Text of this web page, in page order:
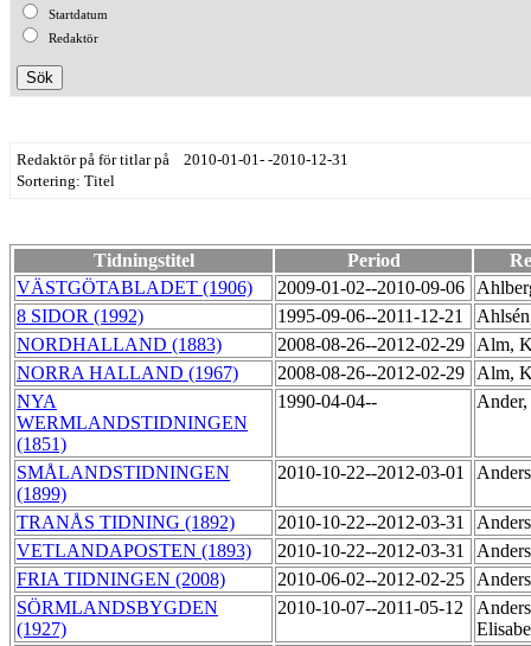
Startdatum
Redaktör
Redaktör på för titlar på 2010-01-01- -2010-12-31
Sortering: Titel
Tidningstitel Period
VÄSTGÖTABLADET (1906)
2009-01-02--2010-09-06
8 SIDOR (1992)
1995-09-06--2011-12-21
NORDHALLAND (1883)
2008-08-26--2012-02-29
Alm,
NORRA HALLAND (1967)
2008-08-26--2012-02-29
Alm,
NYA
WERMLANDSTIDNINGEN
(1851)
1990-04-04--
SMÅLANDSTIDNINGEN
(1899)
2010-10-22--2012-03-01
TRANÅS TIDNING (1892) 2010-10-22--2012-03-31
VETLANDAPOSTEN (1893)
2010-10-22--2012-03-31
FRIA TIDNINGEN (2008)
2010-06-02--2012-02-25
SÖRMLANDSBYGDEN
(1927)
2010-10-07--2011-05-12